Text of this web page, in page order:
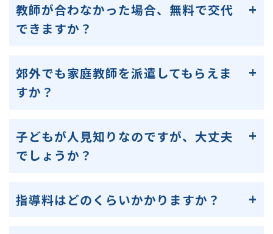
教師が合わなかった場合、無料で交代
できますか？
郊外でも家庭教師を派遣してもらえま
すか？
子どもが人見知りなのですが、大丈夫
でしょうか？
指導料はどのくらいかかりますか？